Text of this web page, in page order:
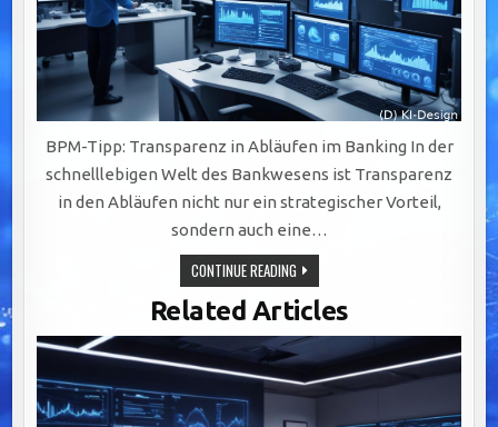
BPM-Tipp: Transparenz in Abläufen im Banking In der
schnelllebigen Welt des Bankwesens ist Transparenz
in den Abläufen nicht nur ein strategischer Vorteil,
sondern auch eine…
CONTINUE READINGTRANSPARENTE
ABLÄUFE
IM
BANKING:
DIGITALISIERUNG,
VISUALISIERUNG
UND
SCHULUNG
ALS
SCHLÜSSEL
ZUM
Related Articles